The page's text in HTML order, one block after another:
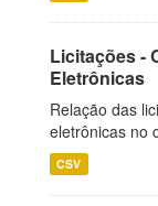
Licitações -
Eletrônicas
Relação das
eletrônicas no
CSV